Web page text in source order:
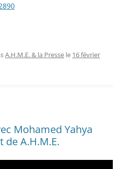
A.H.M.E. & la Presse le 16 février
Mohamed Yahya
de A.H.M.E.